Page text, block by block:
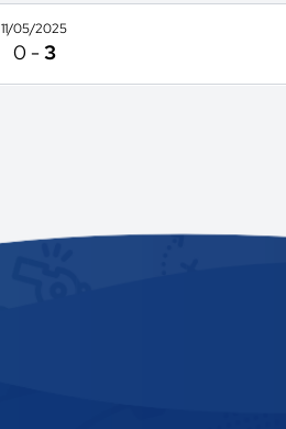
11/05/2025
0 -3